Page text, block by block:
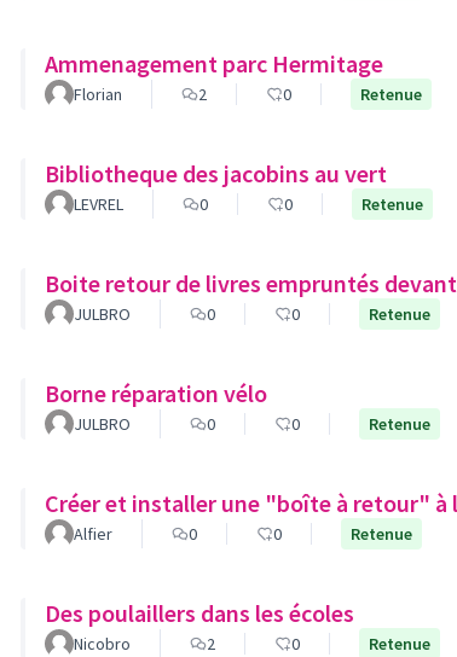
Ammenagement parc Hermitage
Florian 2 0 Retenue
Bibliotheque des jacobins au vert
LEVREL 0 0 Retenue
Boite retour de livres empruntés
JULBRO 0 0 Retenue
Borne réparation vélo
JULBRO 0 0 Retenue
Créer et installer une "boîte à retour" à
Alfier 0 0 Retenue
Des poulaillers dans les écoles
Nicobro 2 0 Retenue